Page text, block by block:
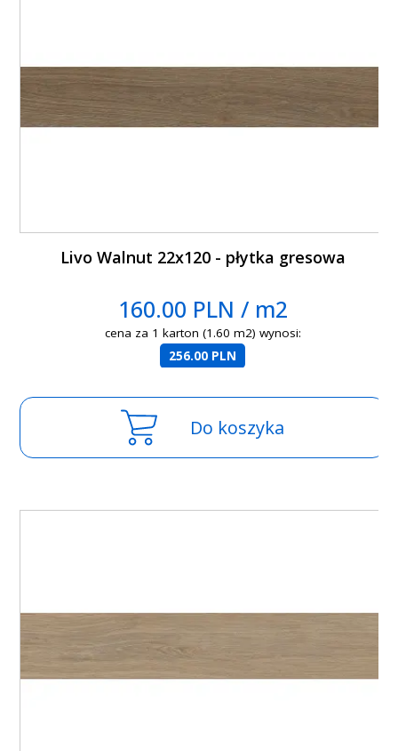
Livo Walnut 22x120 - płytka gresowa
160.00 PLN / m2
cena za 1 karton (1.60 m2) wynosi:
256.00 PLN
Do koszyka